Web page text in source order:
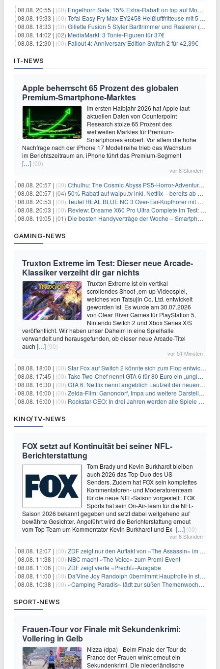
08.08. 20:55 | (00) Engelhorn Sale: 15% Extra-Rabatt on top auf Mode- und Sport-Artikel
08.08. 19:33 | (00) Tefal Easy Fry Max EY2458 Heißluftfritteuse mit 5 Litern für 64,99€
08.08. 18:33 | (00) Gillette Fusion 5 Styler Barttrimmer und Rasierer (All in One) für 16€
08.08. 14:02 | (02) MediaMarkt: 3 Tonie-Figuren für 37€
08.08. 12:30 | (00) Fallout 4: Anniversary Edition Switch 2 für 42,39€
IT-NEWS
Apple beherrscht 65 Prozent des globalen
Premium-Smartphone-Marktes
Im ersten Halbjahr 2026 hat Apple laut
aktuellen Daten von Counterpoint
Research stolze 65 Prozent des
weltweiten Marktes für Premium-
Smartphones erobert. Vor allem die hohe
Nachfrage nach der iPhone 17 Modellreihe trieb das Wachstum
im Berichtszeitraum an. iPhone führt das Premium-Segment
[…] (00)
vor 8 Stunden
08.08. 20:57 | (00) Cthulhu: The Cosmic Abyss PS5-Horror-Adventure für 27,99€
08.08. 20:57 | (04) 50% Rabatt auf waipu.tv inkl. Netflix – bereits ab 9€/Monat (statt 17,99€)
08.08. 20:53 | (00) Teufel REAL BLUE NC 3 Over-Ear-Kopfhörer mit ANC für 149,99€
08.08. 20:03 | (00) Review: Dreame X60 Pro Ultra Complete im Test: 42.000 Pa, 100 °C Moppwäsche & erstaunlich viel Technik in nur 8,9 cm Höhe
08.08. 19:05 | (01) Die besten Handyverträge der Woche – Smartphone-Tarife & SIM-Only im Überblick
GAMING-NEWS
Truxton Extreme im Test: Dieser neue Arcade-
Klassiker verzeiht dir gar nichts
Truxton Extreme ist ein vertikal
scrollendes Shoot-‚em-up-Videospiel,
welches von Tatsujin Co. Ltd. entwickelt
geworden ist. Es wurde am 30.07.2026
von Clear River Games für PlayStation 5,
Nintendo Switch 2 und Xbox Series X/S
veröffentlicht. Wir haben unser Daheim in eine Spielhalle
verwandelt und herausgefunden, ob dieser neue Arcade-Titel
auch […] (00)
vor 51 Minuten
08.08. 18:00 | (00) Star Fox auf Switch 2 könnte sich zum Flop entwickeln
08.08. 17:45 | (00) Take-Two-Chef nennt GTA 6 für 80 Euro ein „unglaubliches Schnäppchen“
08.08. 16:30 | (00) GTA 6: Netflix nennt angeblich Laufzeit der neuen Gameplay-Präsentation
08.08. 16:00 | (00) Zelda-Film: Ganondorf, Impa und weitere Darsteller sollen feststehen
08.08. 16:00 | (00) Rockstar-CEO: In drei Jahren werden alle Spiele gestreamt
KINO/TV-NEWS
FOX setzt auf Kontinuität bei seiner NFL-
Berichterstattung
Tom Brady und Kevin Burkhardt bleiben
auch 2026 das Top-Duo des US-
Senders. Zudem hat FOX sein komplettes
Kommentatoren- und Moderatorenteam
für die neue NFL-Saison vorgestellt. FOX
Sports hat sein On-Air-Team für die NFL-
Saison 2026 bekannt gegeben und setzt dabei weitgehend auf
bewährte Gesichter. Angeführt wird die Berichterstattung erneut
vom Top-Team um Kommentator Kevin Burkhardt und Ex-[…] (00)
vor 8 Stunden
08.08. 12:07 | (00) ZDF zeigt nur den Auftakt von «The Assassin» im Fernsehen
08.08. 11:38 | (00) NBC macht «The Voice» zum Promi-Event
08.08. 11:06 | (00) ZDF zeigt vierte «Precht»-Ausgabe
08.08. 11:00 | (00) Da'Vine Joy Randolph übernimmt Hauptrolle in starbesetzter schwarzer Komödie
08.08. 10:38 | (00) «Camping Paradis» lädt zur süßen Themenwoche ein
SPORT-NEWS
Frauen-Tour vor Finale mit Sekundenkrimi:
Vollering in Gelb
Nizza (dpa) - Beim Finale der Tour de
France der Frauen winkt erneut ein
Sekundenkrimi. Die niederländische